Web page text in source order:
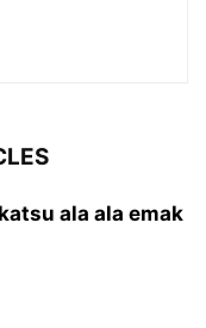
ala ala emak